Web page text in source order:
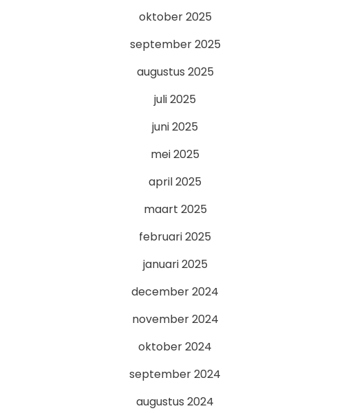
oktober 2025
september 2025
augustus 2025
juli 2025
juni 2025
mei 2025
april 2025
maart 2025
februari 2025
januari 2025
december 2024
november 2024
oktober 2024
september 2024
augustus 2024